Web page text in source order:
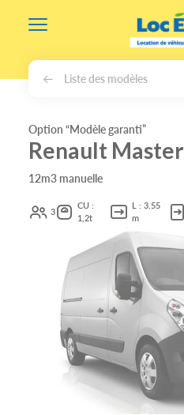
Liste des modèles
Option “Modèle garanti”
Renault Master
12m3 manuelle
3
CU :
1,2t
L : 3.55
m